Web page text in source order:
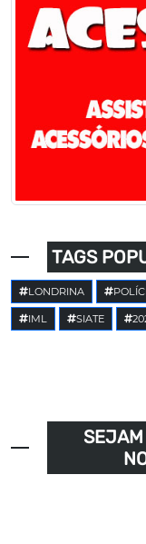
TAGS
LONDRINA
IML SIATE